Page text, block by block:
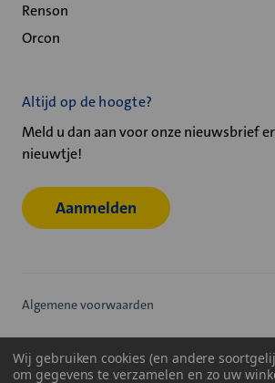
Renson
Orcon
Altijd op de hoogte?
Meld u dan aan voor onze nieuwsbrief
nieuwtje!
Aanmelden
Algemene voorwaarden
Wij gebruiken cookies (en andere
om gegevens te verzamelen en zo uw